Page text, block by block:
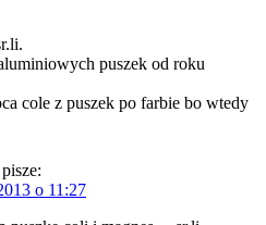
puszek od roku
cole z puszek po farbie bo wtedy
pisze:
o 11:27